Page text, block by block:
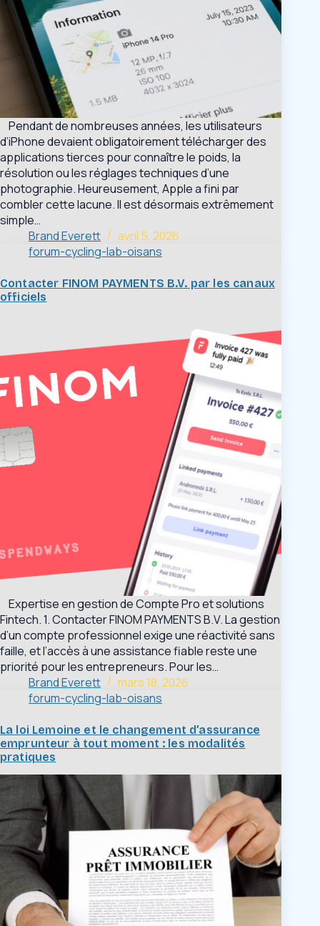
Pendant de nombreuses années, les utilisateurs
d’iPhone devaient obligatoirement télécharger des
applications tierces pour connaître le poids, la
résolution ou les réglages techniques d’une
photographie. Heureusement, Apple a fini par
combler cette lacune. Il est désormais extrêmement
simple…
Brand Everett
avril 5, 2026
forum-cycling-lab-oisans
Contacter FINOM PAYMENTS B.V. par les canaux
officiels
Expertise en gestion de Compte Pro et solutions
Fintech. 1. Contacter FINOM PAYMENTS B.V. La gestion
d’un compte professionnel exige une réactivité sans
faille, et l’accès à une assistance fiable reste une
priorité pour les entrepreneurs. Pour les…
Brand Everett
mars 18, 2026
forum-cycling-lab-oisans
La loi Lemoine et le changement d’assurance
emprunteur à tout moment : les modalités
pratiques